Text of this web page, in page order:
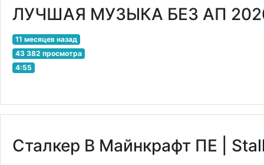
ЛУЧШАЯ МУЗЫКА БЕЗ АП
11 месяцев назад
43 382 просмотра
4:55
Сталкер В Майнкрафт ПЕ |